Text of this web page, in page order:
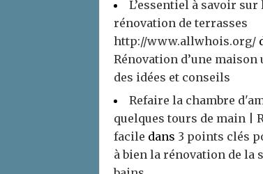
L’essentiel à savoir sur
rénovation de terrasses
http://www.allwhois.org/
Rénovation d’une maison
des idées et conseils
Refaire la chambre
quelques tours de main |
facile dans 3 points clés
à bien la rénovation de la